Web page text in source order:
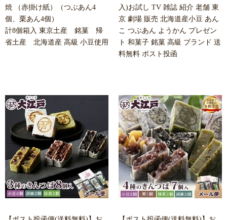
焼 （赤掛け紙）（つぶあん4
個、栗あん4個）
計8個箱入 東京土産 銘菓 帰
省土産 北海道産 高級 小豆使用
入)お試し TV 雑誌 紹介 老舗 東
京 劇場 販売 北海道産小豆 あん
こ つぶあん ようかん プレゼン
ト 和菓子 銘菓 高級 ブランド 送
料無料 ポスト投函